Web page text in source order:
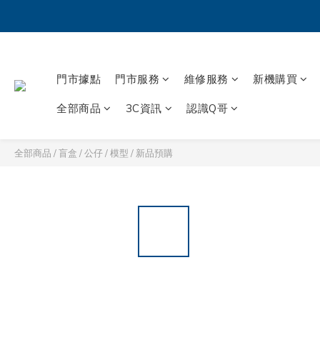
門市據點 門市服務 維修服務 新機購買
全部商品 3C資訊 認識Q哥
全部商品 /盲盒 / 公仔 / 模型 / 新品預購